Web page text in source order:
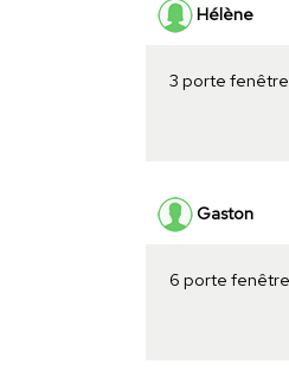
Hélène
3 porte
Gaston
6 porte